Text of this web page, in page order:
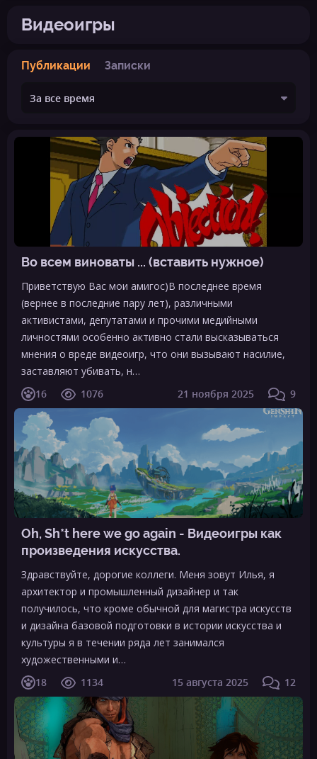
Видеоигры
Публикации Записки
Во всем виноваты ... (вставить нужное)
Приветствую Вас мои амигос)В последнее время
(вернее в последние пару лет), различными
активистами, депутатами и прочими медийными
личностями особенно активно стали высказываться
мнения о вреде видеоигр, что они вызывают насилие,
заставляют убивать, н…
16
1076 21 ноября 2025 9
Oh, Sh*t here we go again - Видеоигры как
произведения искусства.
Здравствуйте, дорогие коллеги. Меня зовут Илья, я
архитектор и промышленный дизайнер и так
получилось, что кроме обычной для магистра искусств
и дизайна базовой подготовки в истории искусства и
культуры я в течении ряда лет занимался
художественными и…
18
1134 15 августа 2025 12